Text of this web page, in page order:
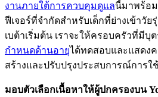
งานภายใต้การควบคุมดูแลนี้มาพร้อ
ฟีเจอร์ที่จำกัดสำหรับเด็กที่ย่างเข้าวัย
เบต้าเริ่มต้น เราจะให้ครอบครัวที่มีบุ
กำหนดด้านอายุได้ทดสอบและแสดง
สร้างและปรับปรุงประสบการณ์การใ
มอบตัวเลือกเนื้อหาให้ผู้ปกครองบน